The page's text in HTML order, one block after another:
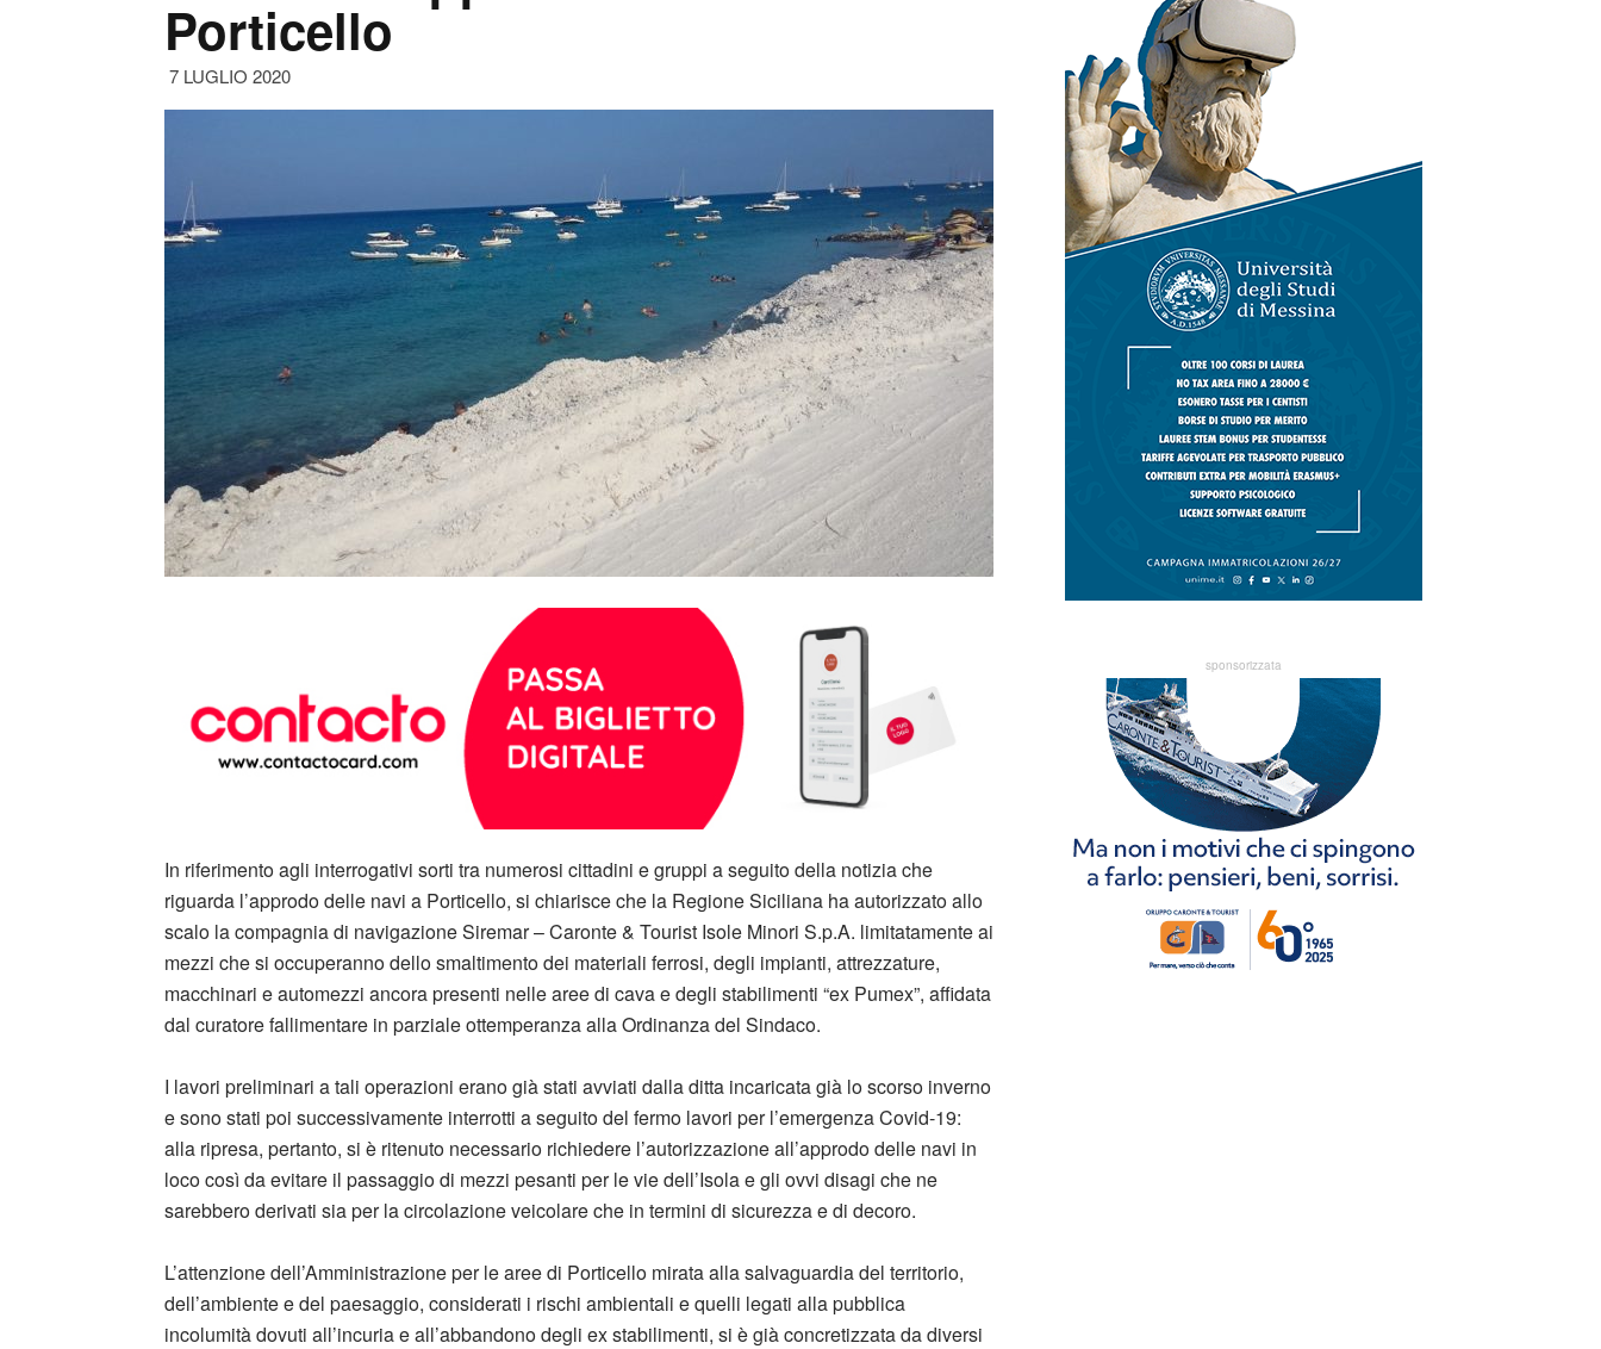
Porticello
7 LUGLIO 2020
In riferimento agli interrogativi sorti tra numerosi cittadini e gruppi a seguito della notizia che
riguarda l’approdo delle navi a Porticello, si chiarisce che la Regione Siciliana ha autorizzato allo
scalo la compagnia di navigazione Siremar – Caronte & Tourist Isole Minori S.p.A. limitatamente ai
mezzi che si occuperanno dello smaltimento dei materiali ferrosi, degli impianti, attrezzature,
macchinari e automezzi ancora presenti nelle aree di cava e degli stabilimenti “ex Pumex”, affidata
dal curatore fallimentare in parziale ottemperanza alla Ordinanza del Sindaco.
I lavori preliminari a tali operazioni erano già stati avviati dalla ditta incaricata già lo scorso inverno
e sono stati poi successivamente interrotti a seguito del fermo lavori per l’emergenza Covid-19:
alla ripresa, pertanto, si è ritenuto necessario richiedere l’autorizzazione all’approdo delle navi in
loco così da evitare il passaggio di mezzi pesanti per le vie dell’Isola e gli ovvi disagi che ne
sarebbero derivati sia per la circolazione veicolare che in termini di sicurezza e di decoro.
L’attenzione dell’Amministrazione per le aree di Porticello mirata alla salvaguardia del territorio,
dell’ambiente e del paesaggio, considerati i rischi ambientali e quelli legati alla pubblica
incolumità dovuti all’incuria e all’abbandono degli ex stabilimenti, si è già concretizzata da diversi
sponsorizzata